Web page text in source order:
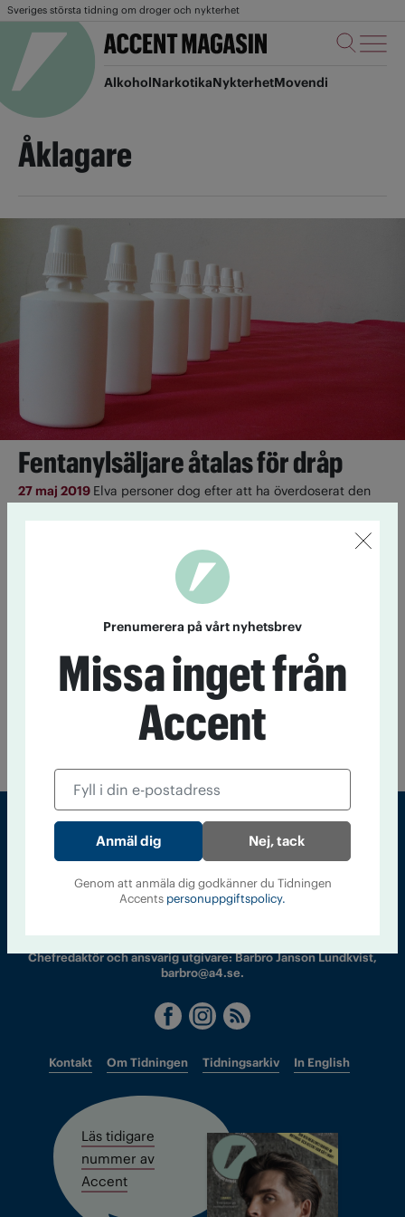
Sveriges största tidning om droger och nykterhet
AlkoholNarkotikaNykterhetMovendi
Åklagare
Fentanylsäljare åtalas för dråp
27 maj 2019 Elva personer dog efter att ha överdoserat den
Alkohol försämrar inte vittnesmål
Alkoholpåverkade vittnen kan avge lika goda
vittnesmål som nyktra, åtminstone om de inte är allt för fulla.
Det är resultatet av ny forskning som kan vara till hjälp för
polis och åklagare.
Rattfulla slipper straff
Uppdrag granskning visade i går att nära
3000 rattfyllerier förra året inte ledde till något straff, …
Sveriges största tidning om droger och nykterhet
Tidningen Accent, A4, Bondegatan 21, 116 33 Stockholm
Chefredaktör och ansvarig utgivare: Barbro Janson Lundkvist,
barbro@a4.se.
Kontakt Om Tidningen Tidningsarkiv In English
Läs tidigare
nummer av
Accent
Prenumerera på vårt nyhetsbrev
Missa inget från
Accent
Nej, tack
Genom att anmäla dig godkänner du Tidningen
Accents personuppgiftspolicy.